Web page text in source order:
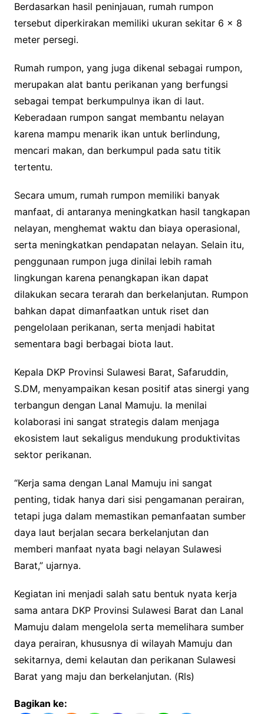
Berdasarkan hasil peninjauan, rumah rumpon
tersebut diperkirakan memiliki ukuran sekitar 6 x 8
meter persegi.
Rumah rumpon, yang juga dikenal sebagai rumpon,
merupakan alat bantu perikanan yang berfungsi
sebagai tempat berkumpulnya ikan di laut.
Keberadaan rumpon sangat membantu nelayan
karena mampu menarik ikan untuk berlindung,
mencari makan, dan berkumpul pada satu titik
tertentu.
Secara umum, rumah rumpon memiliki banyak
manfaat, di antaranya meningkatkan hasil tangkapan
nelayan, menghemat waktu dan biaya operasional,
serta meningkatkan pendapatan nelayan. Selain itu,
penggunaan rumpon juga dinilai lebih ramah
lingkungan karena penangkapan ikan dapat
dilakukan secara terarah dan berkelanjutan. Rumpon
bahkan dapat dimanfaatkan untuk riset dan
pengelolaan perikanan, serta menjadi habitat
sementara bagi berbagai biota laut.
Kepala DKP Provinsi Sulawesi Barat, Safaruddin,
S.DM, menyampaikan kesan positif atas sinergi yang
terbangun dengan Lanal Mamuju. Ia menilai
kolaborasi ini sangat strategis dalam menjaga
ekosistem laut sekaligus mendukung produktivitas
sektor perikanan.
“Kerja sama dengan Lanal Mamuju ini sangat
penting, tidak hanya dari sisi pengamanan perairan,
tetapi juga dalam memastikan pemanfaatan sumber
daya laut berjalan secara berkelanjutan dan
memberi manfaat nyata bagi nelayan Sulawesi
Barat,” ujarnya.
Kegiatan ini menjadi salah satu bentuk nyata kerja
sama antara DKP Provinsi Sulawesi Barat dan Lanal
Mamuju dalam mengelola serta memelihara sumber
daya perairan, khususnya di wilayah Mamuju dan
sekitarnya, demi kelautan dan perikanan Sulawesi
Barat yang maju dan berkelanjutan. (Rls)
Bagikan ke: